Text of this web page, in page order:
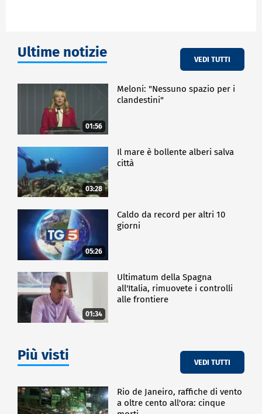
Ultime notizie VEDI TUTTI
01:56
Meloni: "Nessuno spazio per i
clandestini"
03:28
Il mare è bollente alberi salva
città
05:26
Caldo da record per altri 10
giorni
01:34
Ultimatum della Spagna
all'Italia, rimuovete i controlli
alle frontiere
Più visti VEDI TUTTI
Rio de Janeiro, raffiche di vento
a oltre cento all'ora: cinque